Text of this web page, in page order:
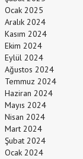
Ocak 2025
Aralık 2024
Kasım 2024
Ekim 2024
Eylül 2024
Ağustos 2024
Temmuz 2024
Haziran 2024
Mayıs 2024
Nisan 2024
Mart 2024
Şubat 2024
Ocak 2024